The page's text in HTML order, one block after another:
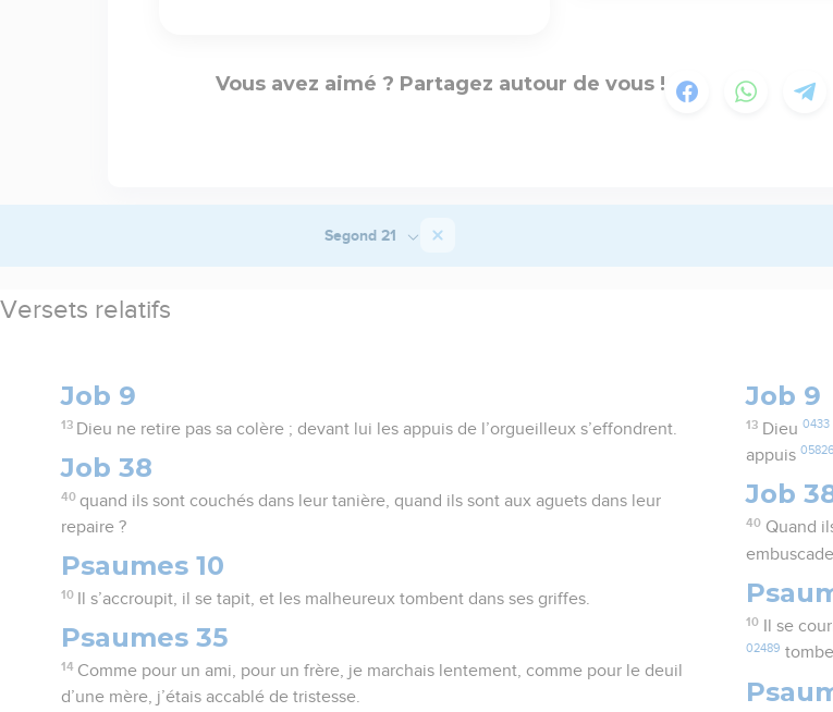
Vous avez aimé ? Partagez autour de vous !
Segond 21
Versets relatifs
Job 9
13 Dieu ne retire pas sa colère ; devant lui les appuis de l’orgueilleux s’effondrent.
Job 38
40 quand ils sont couchés dans leur tanière, quand ils sont aux aguets dans leur
repaire ?
Psaumes 10
10 Il s’accroupit, il se tapit, et les malheureux tombent dans ses griffes.
Psaumes 35
14 Comme pour un ami, pour un frère, je marchais lentement, comme pour le deuil
d’une mère, j’étais accablé de tristesse.
Job 9
13 Dieu 0433
appuis05826
Job
40 Quand
10 Il se
02489